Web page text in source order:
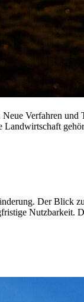
Verfahren
Landwirtschaft
Der Blick
Nutzbarkeit.